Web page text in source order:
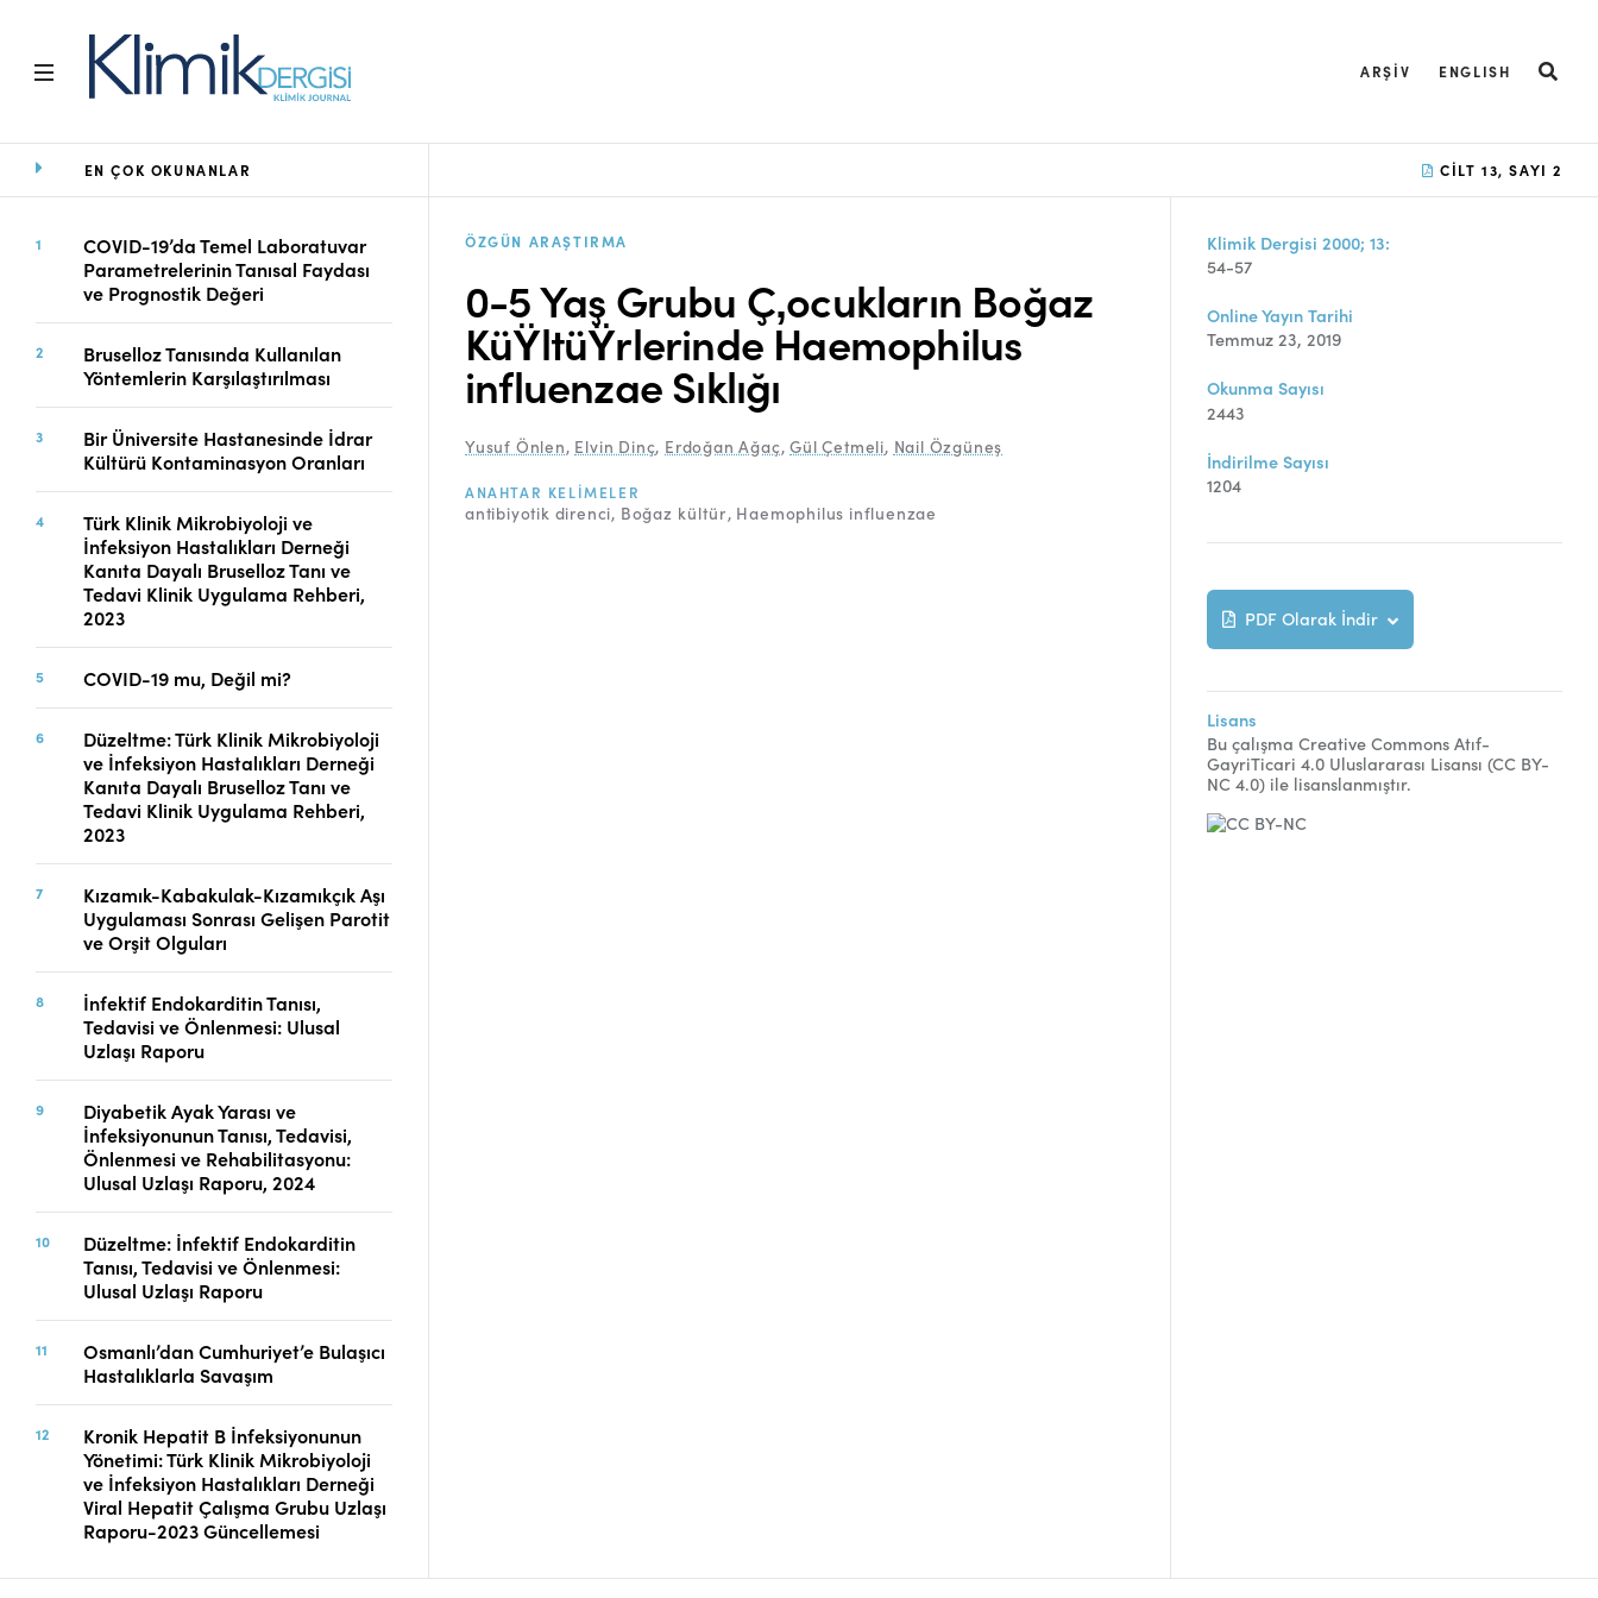
ARŞIV ENGLISH
Ana Sayfa
Amaç ve Kapsam
Açık Erişim İlkesi
Yayın Kurulu
Editoryal Süreç
Danışmanlık Süreci
Yazarlara Bilgi
Online Makale
Gönderimi
Dizinler
Telif Hakları
İletişim
FACEBOOK TWITTER
EN ÇOK OKUNANLAR
COVID-19’da Temel Laboratuvar
Parametrelerinin Tanısal Faydası
ve Prognostik Değeri
Bruselloz Tanısında Kullanılan
Yöntemlerin Karşılaştırılması
Bir Üniversite Hastanesinde İdrar
Kültürü Kontaminasyon Oranları
Türk Klinik Mikrobiyoloji ve
İnfeksiyon Hastalıkları Derneği
Kanıta Dayalı Bruselloz Tanı ve
Tedavi Klinik Uygulama Rehberi,
2023
COVID-19 mu, Değil mi?
Düzeltme: Türk Klinik Mikrobiyoloji
ve İnfeksiyon Hastalıkları Derneği
Kanıta Dayalı Bruselloz Tanı ve
Tedavi Klinik Uygulama Rehberi,
2023
Kızamık-Kabakulak-Kızamıkçık Aşı
Uygulaması Sonrası Gelişen Parotit
ve Orşit Olguları
İnfektif Endokarditin Tanısı,
Tedavisi ve Önlenmesi: Ulusal
Uzlaşı Raporu
Diyabetik Ayak Yarası ve
İnfeksiyonunun Tanısı, Tedavisi,
Önlenmesi ve Rehabilitasyonu:
Ulusal Uzlaşı Raporu, 2024
Düzeltme: İnfektif Endokarditin
Tanısı, Tedavisi ve Önlenmesi:
Ulusal Uzlaşı Raporu
Osmanlı’dan Cumhuriyet’e Bulaşıcı
Hastalıklarla Savaşım
Kronik Hepatit B İnfeksiyonunun
Yönetimi: Türk Klinik Mikrobiyoloji
ve İnfeksiyon Hastalıkları Derneği
Viral Hepatit Çalışma Grubu Uzlaşı
Raporu-2023 Güncellemesi
CILT 13, SAYI 2
ÖZGÜN ARAŞTIRMA
0-5 Yaş Grubu Ç‚ocukların Boğaz
KüŸltüŸrlerinde Haemophilus
influenzae Sıklığı
Yusuf Önlen, Elvin Dinç, Erdoğan Ağaç,Gül Çetmeli, Nail Özgüneş
ANAHTAR KELIMELER
antibiyotik direnci Boğaz kültür Haemophilus influenzae
Klimik Dergisi 2000; 13:
54-57
Online Yayın Tarihi
Temmuz 23, 2019
Okunma Sayısı
2443
İndirilme Sayısı
1204
PDF Olarak İndir
Lisans
Bu çalışma Creative Commons Atıf-
GayriTicari 4.0 Uluslararası Lisansı (CC BY-
NC 4.0) ile lisanslanmıştır.